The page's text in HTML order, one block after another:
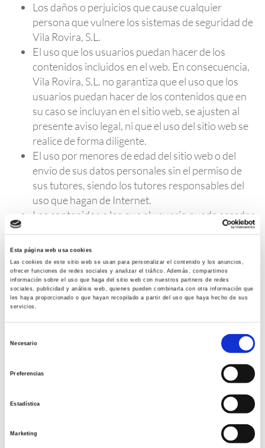
Esta página web usa cookies
Las cookies de este sitio web se usan para personalizar el contenido y los anuncios,
ofrecer funciones de redes sociales y analizar el tráfico. Además, compartimos
información sobre el uso que haga del sitio web con nuestros partners de redes
sociales, publicidad y análisis web, quienes pueden combinarla con otra información que
les haya proporcionado o que hayan recopilado a partir del uso que haya hecho de sus
servicios.
Necesario
Preferencias
Estadística
Marketing
Los daños o perjuicios que cause cualquier
persona que vulnere los sistemas de seguridad de
Vila Rovira, S.L.
El uso que los usuarios puedan hacer de los
contenidos incluidos en el web. En consecuencia,
Vila Rovira, S.L. no garantiza que el uso que los
usuarios puedan hacer de los contenidos que en
su caso se incluyan en el sitio web, se ajusten al
presente aviso legal, ni que el uso del sitio web se
realice de forma diligente.
El uso por menores de edad del sitio web o del
envío de sus datos personales sin el permiso de
sus tutores, siendo los tutores responsables del
uso que hagan de Internet.
Los contenidos a los que el usuario pueda acceder
a través de enlaces no autorizados o introducidos
por usuarios mediante comentarios o
herramientas similares.
La introducción de datos erróneos por parte del
usuario o de un tercero.
previo aviso, la accesibilidad al sitio web con motivo de
ación o mejora. No obstante, siempre que las
al usuario, con antelación suficiente, la fecha prevista
Asimismo, de conformidad con los arts. 11 y 16 de la